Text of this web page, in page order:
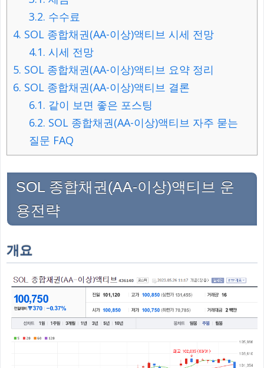
3.2. 수수료
4. SOL 종합채권(AA-이상)액티브 시세 전망
4.1. 시세 전망
5. SOL 종합채권(AA-이상)액티브 요약 정리
6. SOL 종합채권(AA-이상)액티브 결론
6.1. 같이 보면 좋은 포스팅
6.2. SOL 종합채권(AA-이상)액티브 자주 묻는
질문 FAQ
SOL 종합채권(AA-이상)액티브 운
용전략
개요